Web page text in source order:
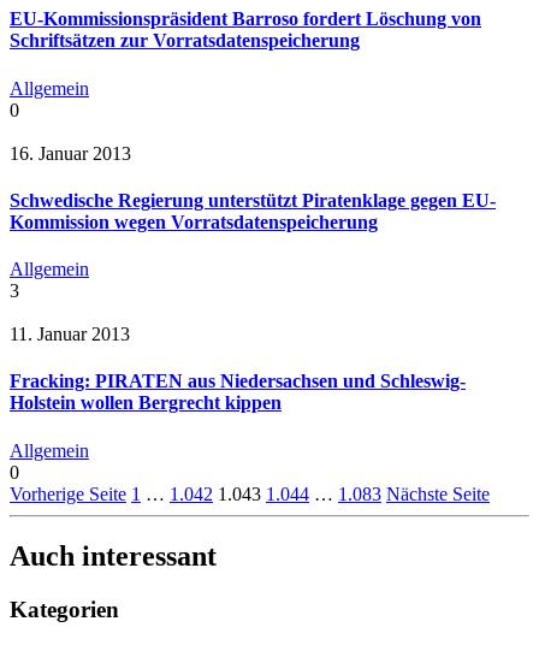
EU-Kommissionspräsident Barroso fordert Löschung von
Schriftsätzen zur Vorratsdatenspeicherung
Allgemein
0
16. Januar 2013
Schwedische Regierung unterstützt Piratenklage gegen EU-
Kommission wegen Vorratsdatenspeicherung
Allgemein
3
11. Januar 2013
Fracking: PIRATEN aus Niedersachsen und Schleswig-
Holstein wollen Bergrecht kippen
Allgemein
0
Vorherige Seite 1 … 1.042 1.043 1.044 … 1.083 Nächste Seite
Auch interessant
Kategorien